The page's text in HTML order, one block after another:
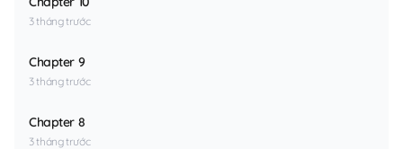
3 tháng trước
Chapter 9
3 tháng trước
Chapter 8
3 tháng trước